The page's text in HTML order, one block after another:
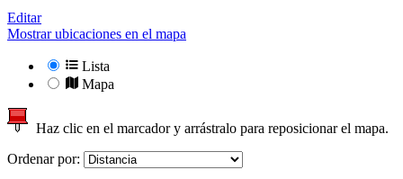
Editar
Mostrar ubicaciones en el mapa
Lista
Mapa
Haz clic en el marcador y arrástralo para reposicionar el mapa.
Ordenar por: